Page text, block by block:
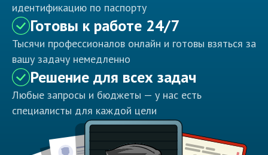
идентификацию по паспорту
Готовы к работе 24/7
Тысячи профессионалов онлайн и готовы взяться за
вашу задачу немедленно
Решение для всех задач
Любые запросы и бюджеты — у нас есть
специалисты для каждой цели